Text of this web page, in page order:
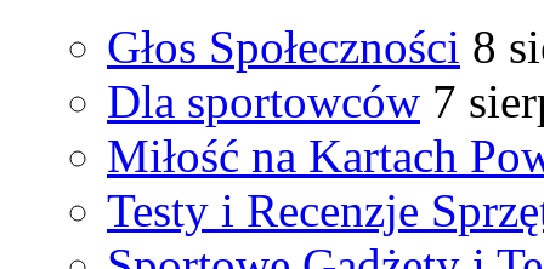
Głos Społeczności 8
Dla sportowców 7
Miłość na Kartach
Testy i Recenzje